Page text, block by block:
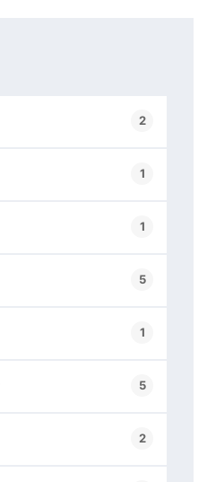
2
1
1
5
1
5
2